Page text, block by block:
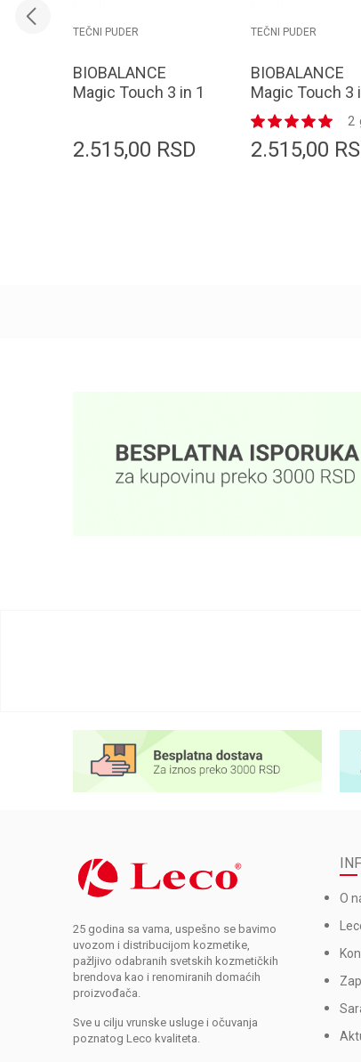
TEČNI PUDER
BIOBALANCE
Magic Touch 3 in 1
2.515,00 RSD
TEČNI PUDER
BIOBALANCE
Magic Touch 3
Light tones 302
2.515,00
25 godina sa vama, uspešno se bavimo
uvozom i distribucijom kozmetike,
pažljivo odabranih svetskih kozmetičkih
brendova kao i renomiranih domaćih
proizvođača.
Sve u cilju vrunske usluge i očuvanja
poznatog Leco kvaliteta.
O